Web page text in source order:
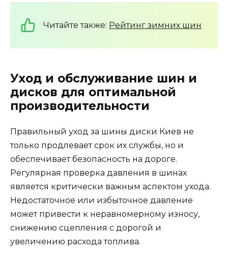
Читайте также: Рейтинг зимних шин
Уход и обслуживание шин и
дисков для оптимальной
производительности
Правильный уход за шины диски Киев не
только продлевает срок их службы, но и
обеспечивает безопасность на дороге.
Регулярная проверка давления в шинах
является критически важным аспектом ухода.
Недостаточное или избыточное давление
может привести к неравномерному износу,
снижению сцепления с дорогой и
увеличению расхода топлива.